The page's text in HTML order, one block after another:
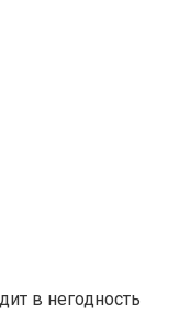
в негодность